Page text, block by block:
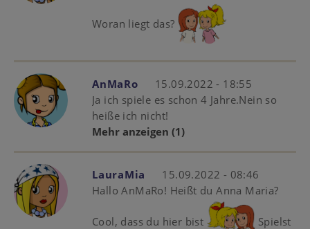
Woran liegt das?
AnMaRo
15.09.2022 - 18:55
Ja ich spiele es schon 4 Jahre.Nein so
heiße ich nicht!
Mehr anzeigen (1)
LauraMia
15.09.2022 - 08:46
Hallo AnMaRo! Heißt du Anna Maria?
Cool, dass du hier bist Spielst